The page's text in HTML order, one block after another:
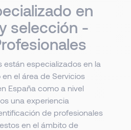
en
selección -
están especializados en la
el área de Servicios
España como a nivel
una experiencia
de profesionales
en el ámbito de